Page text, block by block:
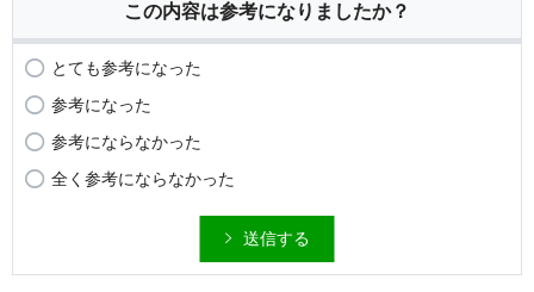
この内容は参考になりましたか？
とても参考になった
参考になった
参考にならなかった
全く参考にならなかった
送信する